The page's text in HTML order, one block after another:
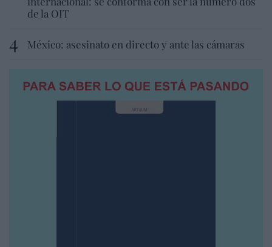
de la OIT
México: asesinato en directo y ante las cámaras